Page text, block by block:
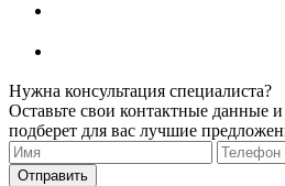
Нужна консультация специалиста?
Оставьте свои контактные данные
подберет для вас лучшие